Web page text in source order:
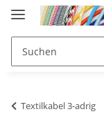
Textilkabel 3-adrig